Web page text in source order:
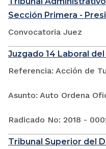
Sección Primera -
Convocatoria Juez
Juzgado 14 Laboral
Referencia: Acción de
Asunto: Auto Ordena
Radicado No: 2018 -
Tribunal Superior del